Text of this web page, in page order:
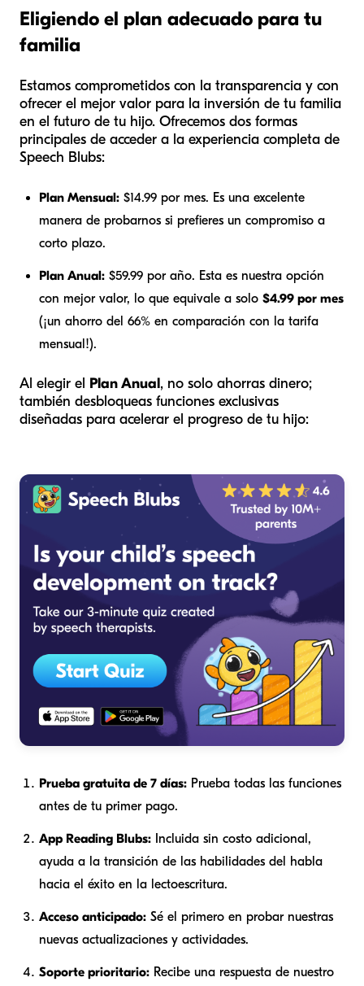
Eligiendo el plan adecuado para tu
familia
Estamos comprometidos con la transparencia y con
ofrecer el mejor valor para la inversión de tu familia
en el futuro de tu hijo. Ofrecemos dos formas
principales de acceder a la experiencia completa de
Speech Blubs:
Plan Mensual: $14.99 por mes. Es una excelente
manera de probarnos si prefieres un compromiso a
corto plazo.
Plan Anual: $59.99 por año. Esta es nuestra opción
con mejor valor, lo que equivale a solo $4.99 por mes
(¡un ahorro del 66% en comparación con la tarifa
mensual!).
Al elegir el Plan Anual, no solo ahorras dinero;
también desbloqueas funciones exclusivas
diseñadas para acelerar el progreso de tu hijo:
Prueba gratuita de 7 días: Prueba todas las funciones
antes de tu primer pago.
App Reading Blubs: Incluida sin costo adicional,
ayuda a la transición de las habilidades del habla
hacia el éxito en la lectoescritura.
Acceso anticipado: Sé el primero en probar nuestras
nuevas actualizaciones y actividades.
Soporte prioritario: Recibe una respuesta de nuestro